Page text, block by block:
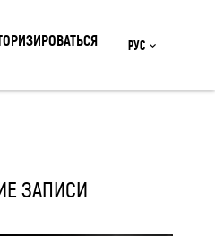
Рус
ЗАПИСИ